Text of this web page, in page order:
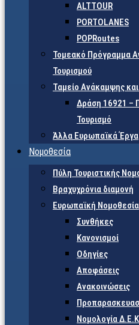
ALTTOUR
PORTOLANES
POPRoutes
Τομεακό Πρόγραμμα
Τουρισμού
Ταμείο Ανάκαμψης
Δράση 16921 –
Τουρισμό
Άλλα Ευρωπαϊκά Έργα
Νομοθεσία
Πύλη Τουριστικής
Βραχυχρόνια διαμονή
Ευρωπαϊκή Νομοθεσία
Συνθήκες
Κανονισμοί
Οδηγίες
Αποφάσεις
Ανακοινώσεις
Νομολογία